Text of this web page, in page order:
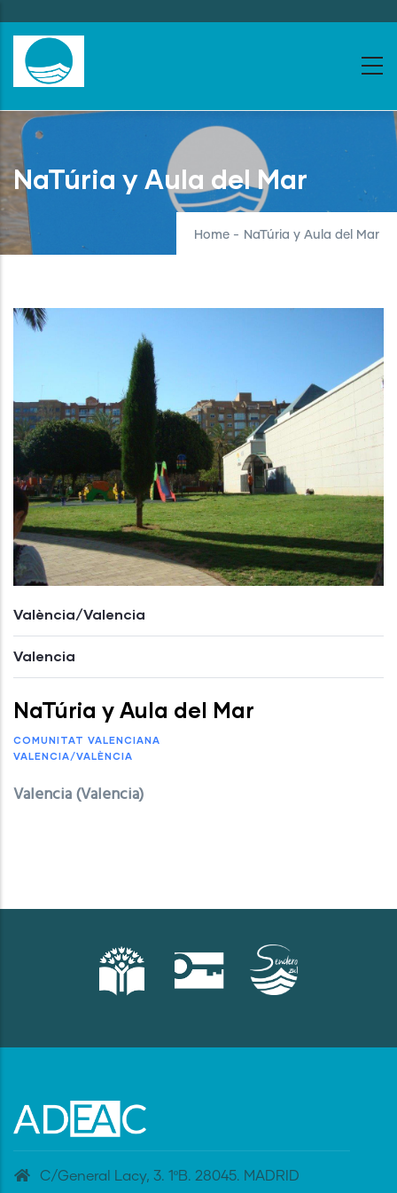
to
main
content
NaTúria y Aula del Mar
Home - NaTúria y Aula del Mar
València/Valencia
Valencia
NaTúria y Aula del Mar
COMUNITAT VALENCIANA
VALENCIA/VALÈNCIA
Valencia (Valencia)
C/General Lacy, 3. 1ºB. 28045. MADRID